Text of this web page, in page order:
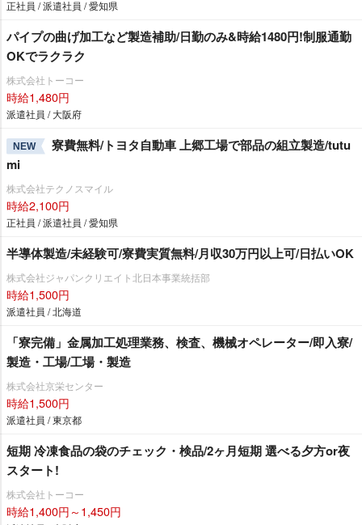
正社員 / 派遣社員 / 愛知県
パイプの曲げ加工など製造補助/日勤のみ&時給1480円!制服通勤
OKでラクラク
株式会社トーコー
時給1,480円
派遣社員 / 大阪府
NEW
寮費無料/トヨタ自動車 上郷工場で部品の組立製造/tutu
mi
株式会社テクノスマイル
時給2,100円
正社員 / 派遣社員 / 愛知県
半導体製造/未経験可/寮費実質無料/月収30万円以上可/日払いOK
株式会社ジャパンクリエイト北日本事業統括部
時給1,500円
派遣社員 / 北海道
「寮完備」金属加工処理業務、検査、機械オペレーター/即入寮/
製造・工場/工場・製造
株式会社京栄センター
時給1,500円
派遣社員 / 東京都
短期 冷凍食品の袋のチェック・検品/2ヶ月短期 選べる夕方or夜
スタート!
株式会社トーコー
時給1,400円～1,450円